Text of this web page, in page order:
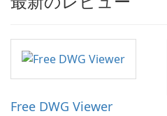
Free DWG Viewer